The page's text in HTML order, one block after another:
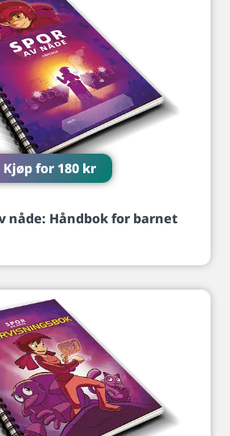
Kjøp for 180 kr
nåde: Håndbok for barnet